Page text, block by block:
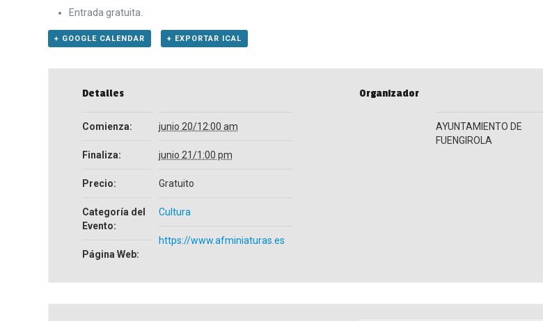
Entrada gratuita.
+ GOOGLE CALENDAR + EXPORTAR ICAL
Detalles
Comienza: junio 20/12:00 am
Finaliza: junio 21/1:00 pm
Precio: Gratuito
Categoría del
Evento:
Cultura
Página Web:
https://www.afminiaturas.es
Organizador
AYUNTAMIENTO DE
FUENGIROLA